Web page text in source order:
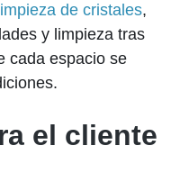
limpieza de cristales,
y limpieza tras
cada espacio se
el cliente